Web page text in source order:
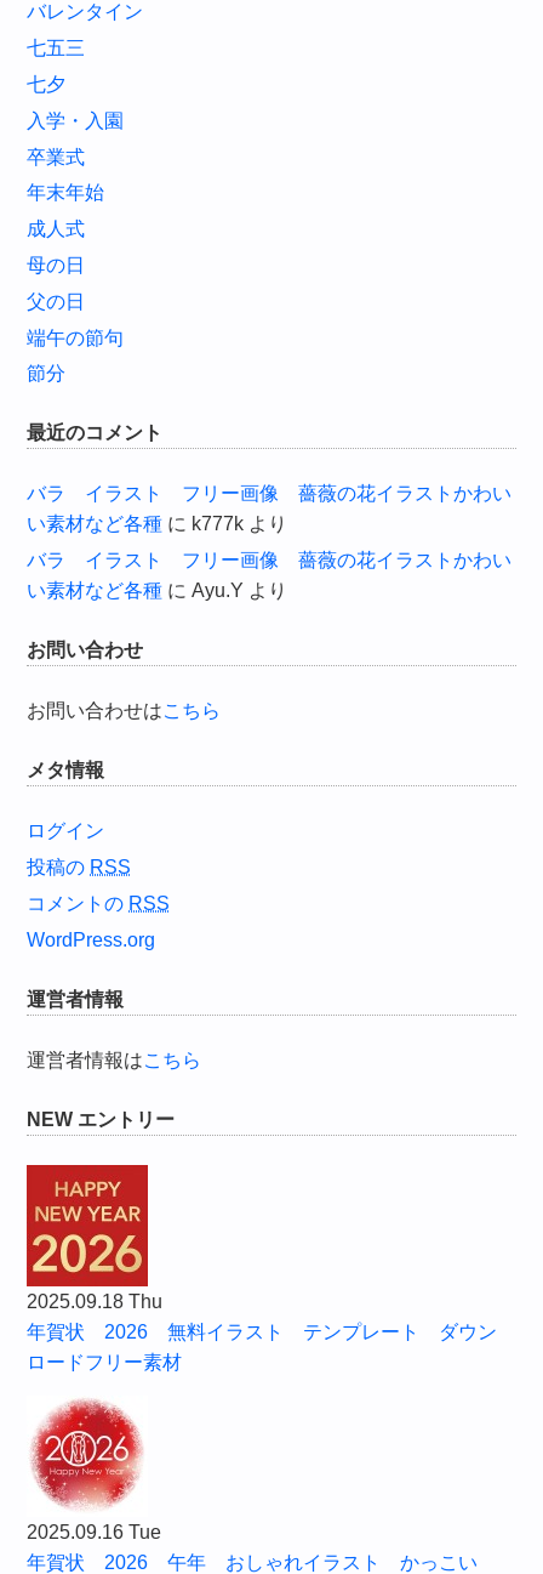
バレンタイン
七五三
七夕
入学・入園
卒業式
年末年始
成人式
母の日
父の日
端午の節句
節分
最近のコメント
バラ イラスト フリー画像 薔薇の花イラストかわい
い素材など各種 に k777k より
バラ イラスト フリー画像 薔薇の花イラストかわい
い素材など各種 にAyu.Y より
お問い合わせ
お問い合わせはこちら
メタ情報
ログイン
投稿の RSS
コメントの RSS
WordPress.org
運営者情報
運営者情報はこちら
NEW エントリー
2025.09.18 Thu
年賀状 2026 無料イラスト テンプレート ダウン
ロードフリー素材
2025.09.16 Tue
年賀状 2026 午年 おしゃれイラスト かっこい